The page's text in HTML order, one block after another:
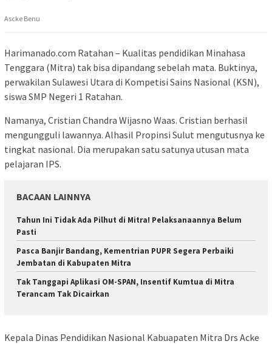
Ascke Benu
Harimanado.com Ratahan – Kualitas pendidikan Minahasa
Tenggara (Mitra) tak bisa dipandang sebelah mata. Buktinya,
perwakilan Sulawesi Utara di Kompetisi Sains Nasional (KSN),
siswa SMP Negeri 1 Ratahan.
Namanya, Cristian Chandra Wijasno Waas. Cristian berhasil
mengungguli lawannya. Alhasil Propinsi Sulut mengutusnya ke
tingkat nasional. Dia merupakan satu satunya utusan mata
pelajaran IPS.
BACAAN LAINNYA
Tahun Ini Tidak Ada Pilhut di Mitra! Pelaksanaannya Belum
Pasti
Pasca Banjir Bandang, Kementrian PUPR Segera Perbaiki
Jembatan di Kabupaten Mitra
Tak Tanggapi Aplikasi OM-SPAN, Insentif Kumtua di Mitra
Terancam Tak Dicairkan
Kepala Dinas Pendidikan Nasional Kabuapaten Mitra Drs Acke